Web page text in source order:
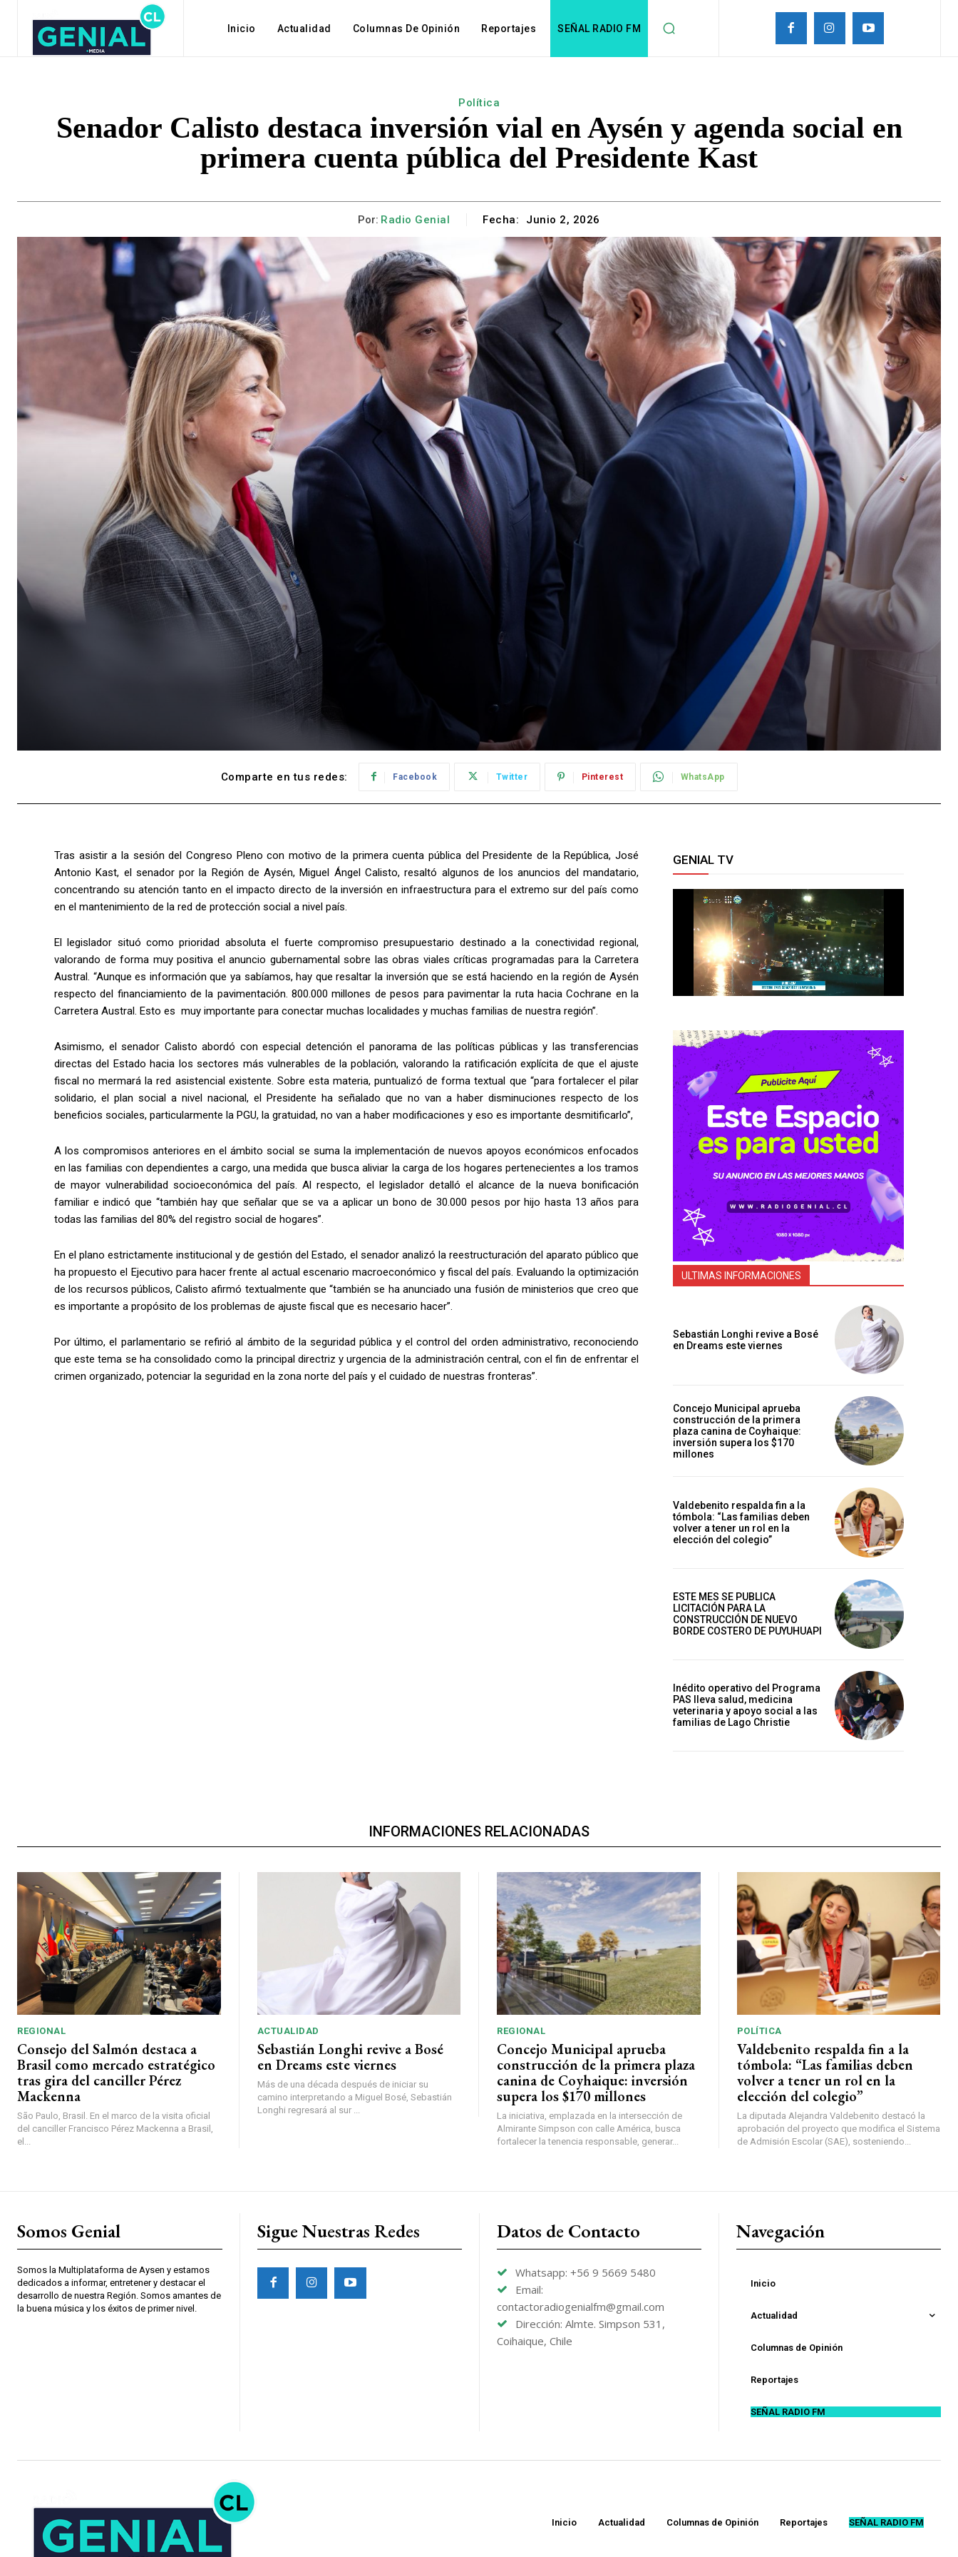
Inicio Actualidad Columnas De Opinión Reportajes SEÑAL RADIO FM
Política
Senador Calisto destaca inversión vial en Aysén y agenda social en
primera cuenta pública del Presidente Kast
Por: Radio Genial Fecha: Junio 2, 2026
Comparte en tus redes: Facebook Twitter Pinterest WhatsApp
Tras asistir a la sesión del Congreso Pleno con motivo de la primera cuenta pública del Presidente de la República, José
Antonio Kast, el senador por la Región de Aysén, Miguel Ángel Calisto, resaltó algunos de los anuncios del mandatario,
concentrando su atención tanto en el impacto directo de la inversión en infraestructura para el extremo sur del país como
en el mantenimiento de la red de protección social a nivel país.
El legislador situó como prioridad absoluta el fuerte compromiso presupuestario destinado a la conectividad regional,
valorando de forma muy positiva el anuncio gubernamental sobre las obras viales críticas programadas para la Carretera
Austral. “Aunque es información que ya sabíamos, hay que resaltar la inversión que se está haciendo en la región de Aysén
respecto del financiamiento de la pavimentación. 800.000 millones de pesos para pavimentar la ruta hacia Cochrane en la
Carretera Austral. Esto es muy importante para conectar muchas localidades y muchas familias de nuestra región”.
Asimismo, el senador Calisto abordó con especial detención el panorama de las políticas públicas y las transferencias
directas del Estado hacia los sectores más vulnerables de la población, valorando la ratificación explícita de que el ajuste
fiscal no mermará la red asistencial existente. Sobre esta materia, puntualizó de forma textual que “para fortalecer el pilar
solidario, el plan social a nivel nacional, el Presidente ha señalado que no van a haber disminuciones respecto de los
beneficios sociales, particularmente la PGU, la gratuidad, no van a haber modificaciones y eso es importante desmitificarlo”,
A los compromisos anteriores en el ámbito social se suma la implementación de nuevos apoyos económicos enfocados
en las familias con dependientes a cargo, una medida que busca aliviar la carga de los hogares pertenecientes a los tramos
de mayor vulnerabilidad socioeconómica del país. Al respecto, el legislador detalló el alcance de la nueva bonificación
familiar e indicó que “también hay que señalar que se va a aplicar un bono de 30.000 pesos por hijo hasta 13 años para
todas las familias del 80% del registro social de hogares”.
En el plano estrictamente institucional y de gestión del Estado, el senador analizó la reestructuración del aparato público que
ha propuesto el Ejecutivo para hacer frente al actual escenario macroeconómico y fiscal del país. Evaluando la optimización
de los recursos públicos, Calisto afirmó textualmente que “también se ha anunciado una fusión de ministerios que creo que
es importante a propósito de los problemas de ajuste fiscal que es necesario hacer”.
Por último, el parlamentario se refirió al ámbito de la seguridad pública y el control del orden administrativo, reconociendo
que este tema se ha consolidado como la principal directriz y urgencia de la administración central, con el fin de enfrentar el
crimen organizado, potenciar la seguridad en la zona norte del país y el cuidado de nuestras fronteras”.
GENIAL TV
ULTIMAS INFORMACIONES
Sebastián Longhi revive a Bosé
en Dreams este viernes
Concejo Municipal aprueba
construcción de la primera
plaza canina de Coyhaique:
inversión supera los $170
millones
Valdebenito respalda fin a la
tómbola: “Las familias deben
volver a tener un rol en la
elección del colegio”
ESTE MES SE PUBLICA
LICITACIÓN PARA LA
CONSTRUCCIÓN DE NUEVO
BORDE COSTERO DE PUYUHUAPI
Inédito operativo del Programa
PAS lleva salud, medicina
veterinaria y apoyo social a las
familias de Lago Christie
INFORMACIONES RELACIONADAS
REGIONAL
Consejo del Salmón destaca a
Brasil como mercado estratégico
tras gira del canciller Pérez
Mackenna
São Paulo, Brasil. En el marco de la visita oficial
del canciller Francisco Pérez Mackenna a Brasil,
el...
ACTUALIDAD
Sebastián Longhi revive a Bosé
en Dreams este viernes
Más de una década después de iniciar su
camino interpretando a Miguel Bosé, Sebastián
Longhi regresará al sur ...
REGIONAL
Concejo Municipal aprueba
construcción de la primera plaza
canina de Coyhaique: inversión
supera los $170 millones
La iniciativa, emplazada en la intersección de
Almirante Simpson con calle América, busca
fortalecer la tenencia responsable, generar...
POLÍTICA
Valdebenito respalda fin a la
tómbola: “Las familias deben
volver a tener un rol en la
elección del colegio”
La diputada Alejandra Valdebenito destacó la
aprobación del proyecto que modifica el Sistema
de Admisión Escolar (SAE), sosteniendo...
Somos Genial
Somos la Multiplataforma de Aysen y estamos
dedicados a informar, entretener y destacar el
desarrollo de nuestra Región. Somos amantes de
la buena música y los éxitos de primer nivel.
Sigue Nuestras Redes Datos de Contacto
Whatsapp: +56 9 5669 5480
Email:
contactoradiogenialfm@gmail.com
Dirección: Almte. Simpson 531,
Coihaique, Chile
Navegación
Inicio
Actualidad
Columnas de Opinión
Reportajes
SEÑAL RADIO FM
Inicio Actualidad Columnas de Opinión Reportajes SEÑAL RADIO FM